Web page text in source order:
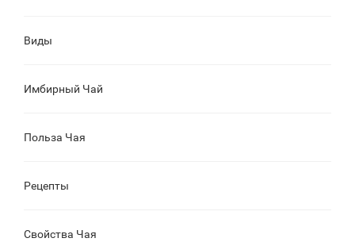
Виды
Имбирный Чай
Польза Чая
Рецепты
Свойства Чая